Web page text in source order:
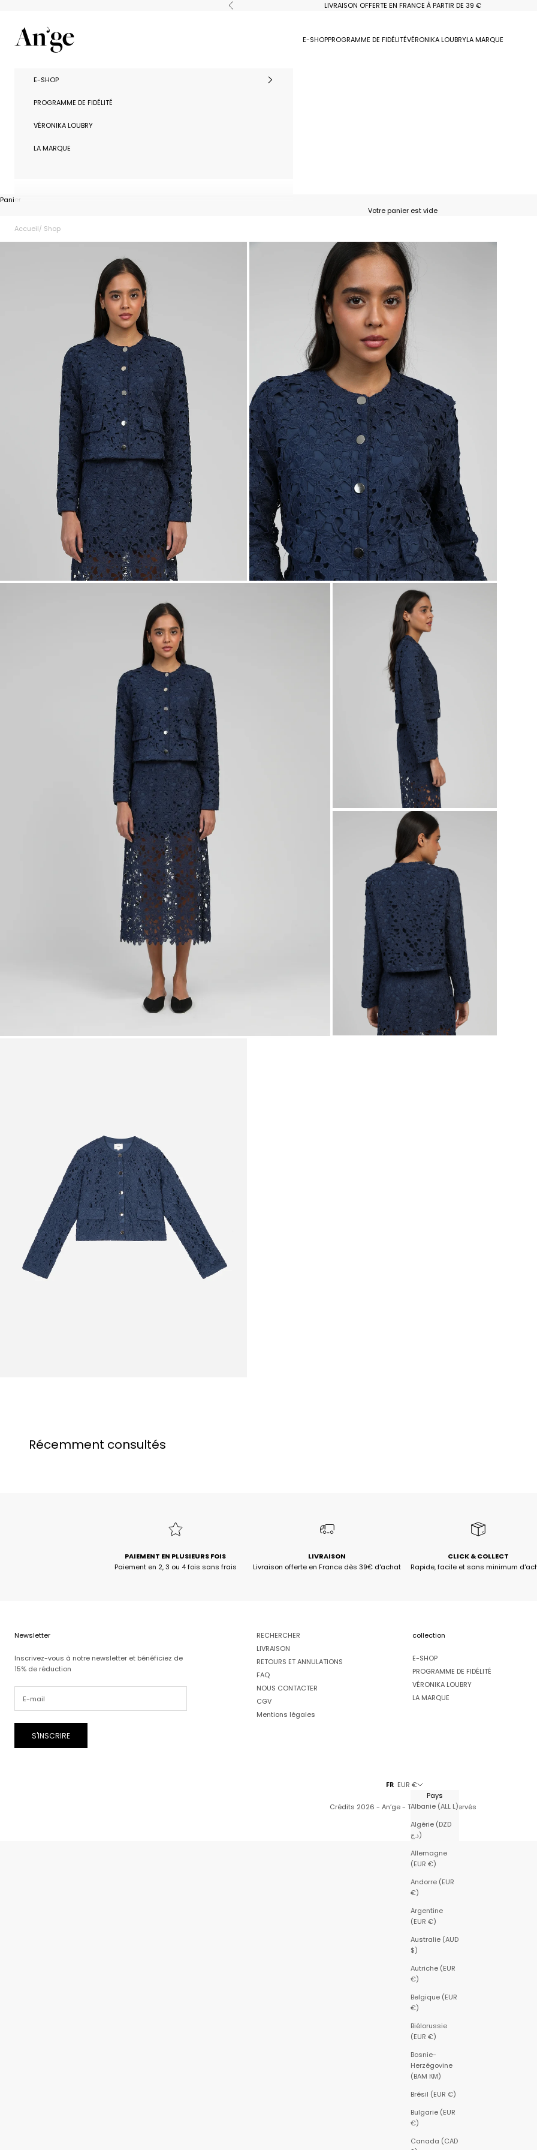
Précédent LIVRAISON OFFERTE EN FRANCE À PARTIR DE 39 €
Ange Paris
E-SHOPPROGRAMME DE FIDÉLITÉVÉRONIKA LOUBRYLA MARQUE
E-SHOP
PROGRAMME DE FIDÉLITÉ
VÉRONIKA LOUBRY
LA MARQUE
Panier
Votre panier est vide
Accueil
Shop
Récemment consultés
PAIEMENT EN PLUSIEURS FOIS
Paiement en 2, 3 ou 4 fois sans frais
LIVRAISON
Livraison offerte en France dès 39€ d'achat
CLICK & COLLECT
Rapide, facile et sans minimum
Newsletter
Inscrivez-vous à notre newsletter et bénéficiez de
15% de réduction
S'INSCRIRE
RECHERCHER
LIVRAISON
RETOURS ET ANNULATIONS
FAQ
NOUS CONTACTER
CGV
Mentions légales
collection
E-SHOP
PROGRAMME DE FIDÉLITÉ
VÉRONIKA LOUBRY
LA MARQUE
FR EUR €
Pays
Albanie (ALL L)
Algérie (DZD
د.ج)
Allemagne
(EUR €)
Andorre (EUR
€)
Argentine
(EUR €)
Australie (AUD
$)
Autriche (EUR
€)
Belgique (EUR
€)
Biélorussie
(EUR €)
Bosnie-
Herzégovine
(BAM КМ)
Brésil (EUR €)
Bulgarie (EUR
€)
Canada (CAD
Crédits 2026 - An’ge - Tous droits réservés